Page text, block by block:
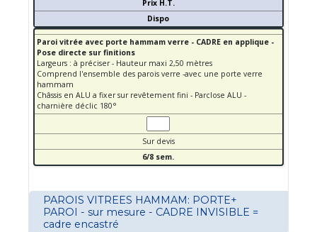
Prix H.T.
Dispo
Paroi vitrée avec porte hammam verre - CADRE en applique -
Pose directe sur finitions
Largeurs : à préciser - Hauteur maxi 2,50 mètres
Comprend l'ensemble des parois verre -avec une porte verre
hammam
Châssis en ALU a fixer sur revêtement fini - Parclose ALU -
charnière déclic 180°
Sur devis
6/8 sem.
PAROIS VITREES HAMMAM: PORTE+
PAROI - sur mesure - CADRE INVISIBLE =
cadre encastré